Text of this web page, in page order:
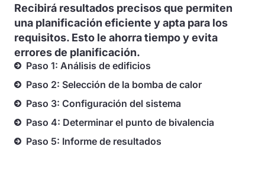
Recibirá resultados precisos que permiten
una planificación eficiente y apta para los
requisitos. Esto le ahorra tiempo y evita
errores de planificación.
Paso 1: Análisis de edificios
Paso 2: Selección de la bomba de calor
Paso 3: Configuración del sistema
Paso 4: Determinar el punto de bivalencia
Paso 5: Informe de resultados